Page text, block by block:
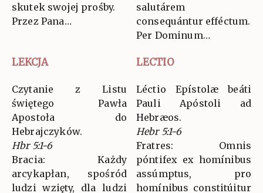
skutek swojej prośby.
Przez Pana…
salutárem
consequántur efféctum.
Per Dominum…
LEKCJA LECTIO
Czytanie z Listu
świętego Pawła
Apostoła do
Hebrajczyków.
Hbr 5:1-6
Bracia: Każdy
arcykapłan, spośród
ludzi wzięty, dla ludzi
Léctio Epístolæ beáti
Pauli Apóstoli ad
Hebræos.
Hebr 5:1-6
Fratres: Omnis
póntifex ex homínibus
assúmptus, pro
homínibus constitúitur